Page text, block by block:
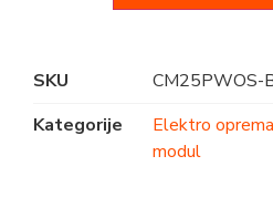
SKU
CM25PWOS-
Kategorije
Elektro oprema
modul